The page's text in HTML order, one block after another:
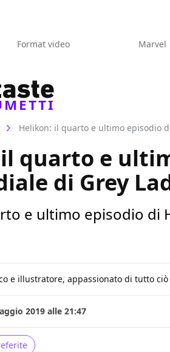
Format video Marvel
Helikon: il quarto e ultimo episodio
quarto e
di Grey
e ultimo episodio di
e illustratore, appassionato di tutto
2019 alle 21:47